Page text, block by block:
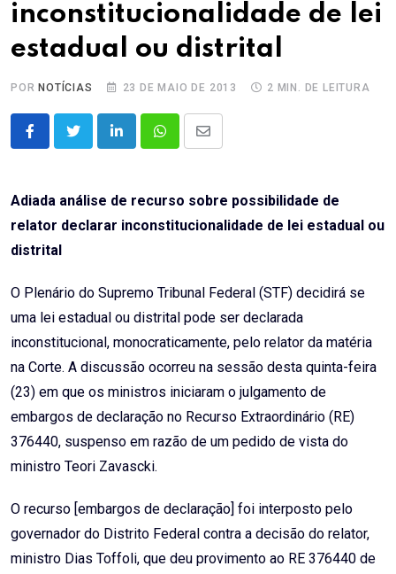
inconstitucionalidade de lei
estadual ou distrital
POR NOTÍCIAS 23 DE MAIO DE 2013 2 MIN. DE LEITURA
LinkedInWhatsappShare
Email
Adiada análise de recurso sobre possibilidade de
relator declarar inconstitucionalidade de lei estadual ou
distrital
O Plenário do Supremo Tribunal Federal (STF) decidirá se
uma lei estadual ou distrital pode ser declarada
inconstitucional, monocraticamente, pelo relator da matéria
na Corte. A discussão ocorreu na sessão desta quinta-feira
(23) em que os ministros iniciaram o julgamento de
embargos de declaração no Recurso Extraordinário (RE)
376440, suspenso em razão de um pedido de vista do
ministro Teori Zavascki.
O recurso [embargos de declaração] foi interposto pelo
governador do Distrito Federal contra a decisão do relator,
ministro Dias Toffoli, que deu provimento ao RE 376440 de